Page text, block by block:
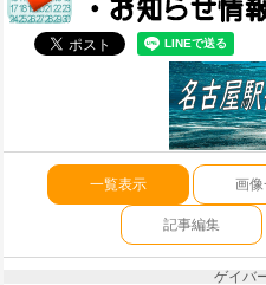
一覧表示 画像
記事編集
ゲイバ